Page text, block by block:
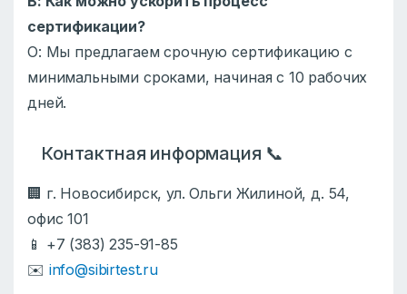
сертификации?
О: Мы предлагаем срочную сертификацию с
минимальными сроками, начиная с 10 рабочих
дней.
Контактная информация 📞
🏢 г. Новосибирск, ул. Ольги Жилиной, д. 54,
офис 101
📱 +7 (383) 235-91-85
✉️ info@sibirtest.ru